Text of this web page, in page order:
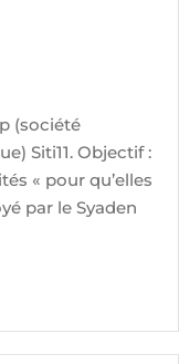
(société
Siti11. Objectif :
« pour qu’elles
par le Syaden